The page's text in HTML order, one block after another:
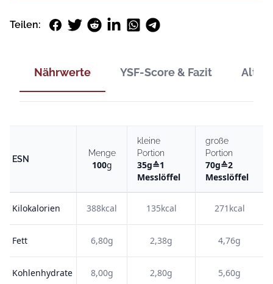
Teilen: Facebook
TwitterRedditLinkedInWhatsApp
Telegram
Nährwerte YSF-Score & Fazit
ESN
Menge
100g
kleine
Portion
35g≙1
Messlöffel
große
Portion
70g≙2
Messlöffel
Kilokalorien 388kcal 135kcal 271kcal
Fett 6,80g 2,38g 4,76g
Kohlenhydrate 8,00g 2,80g 5,60g